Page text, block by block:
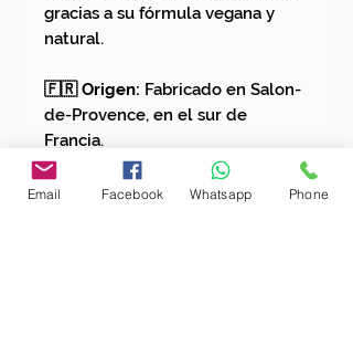
gracias a su fórmula vegana y
natural.
🇫🇷 Origen: Fabricado en Salon-
de-Provence, en el sur de
Francia.
✨ Un jabón líquido que limpia,
Email Facebook Whatsapp Phone